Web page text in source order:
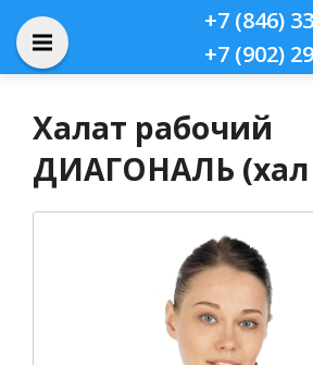
+7 (846)
+7 (902)
Халат рабочий
ДИАГОНАЛЬ (хал